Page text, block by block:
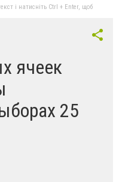
і натисніть Ctrl + Enter, щоб
ячеек
25